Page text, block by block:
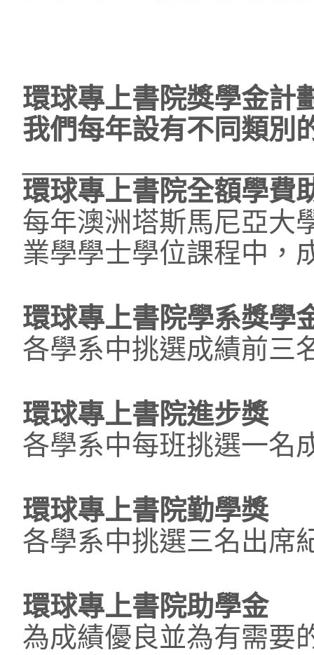
環球專上書院獎學金計
我們每年設有不同類別
環球專上書院全額學費
每年澳洲塔斯馬尼亞大
業學學士學位課程中，
環球專上書院學系獎學
各學系中挑選成績前三
環球專上書院進步獎
各學系中每班挑選一名
環球專上書院勤學獎
各學系中挑選三名出席
環球專上書院助學金
為成績優良並為有需要